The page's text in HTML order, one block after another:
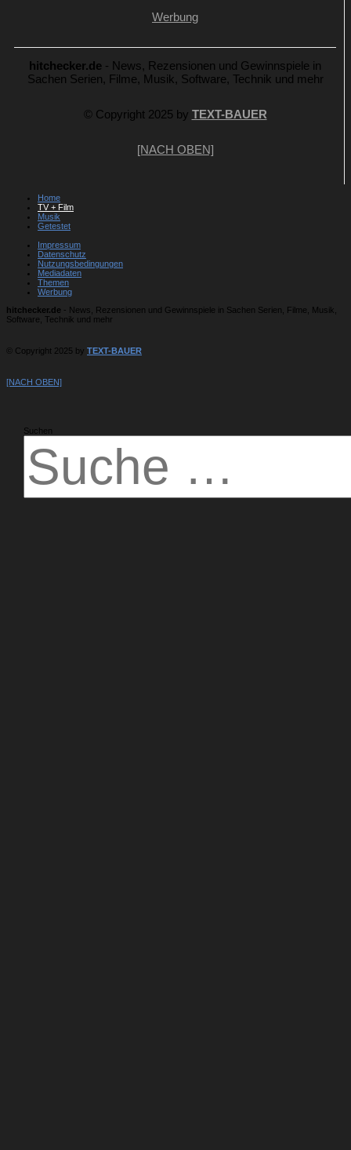
Werbung
hitchecker.de - News, Rezensionen und Gewinnspiele in
Sachen Serien, Filme, Musik, Software, Technik und mehr
© Copyright 2025 by TEXT-BAUER
[NACH OBEN]
Home
TV + Film
Musik
Getestet
Impressum
Datenschutz
Nutzungsbedingungen
Mediadaten
Themen
Werbung
hitchecker.de - News, Rezensionen und Gewinnspiele in Sachen Serien, Filme, Musik,
Software, Technik und mehr
© Copyright 2025 by TEXT-BAUER
[NACH OBEN]
Suchen